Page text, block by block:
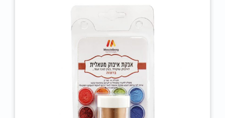
ערכת מיני מניקור בצורת תפוח
14.90